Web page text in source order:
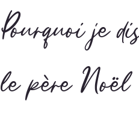
Pourquoi je
le père Noël